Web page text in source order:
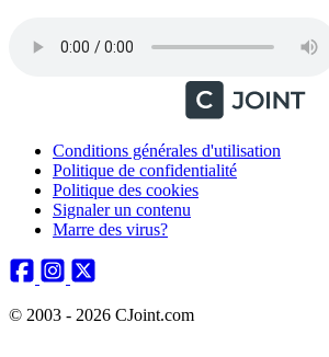
Conditions générales d'utilisation
Politique de confidentialité
Politique des cookies
Signaler un contenu
Marre des virus?
© 2003 - 2026 CJoint.com